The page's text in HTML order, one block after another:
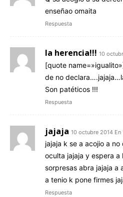
enseñao omaita
Respuesta
la herencia!!! 10
[quote
de no
Son patéticos !!!
Respuesta
jajaja 10 octubre 2014 En
jajaja k se a acojio a
oculta jajaja y espera a
sorpresas abra jajaja a
a tenio k pone firmes
Respuesta